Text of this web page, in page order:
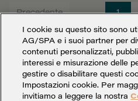
Precedente 1
I cookie su questo sito sono
AG/SPA e i suoi partner per
contenuti personalizzati,
interessi e misurazione delle
gestire o disabilitare questi
Impostazioni cookie. Per
invitiamo a leggere la nostra